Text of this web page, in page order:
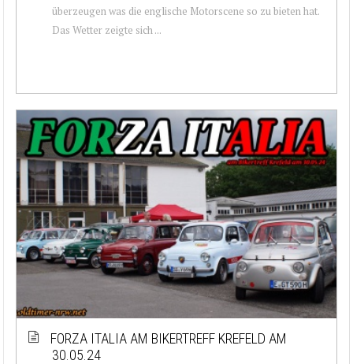
überzeugen was die englische Motorscene so zu bieten hat.
Das Wetter zeigte sich ...
FORZA ITALIA AM BIKERTREFF KREFELD AM
30.05.24